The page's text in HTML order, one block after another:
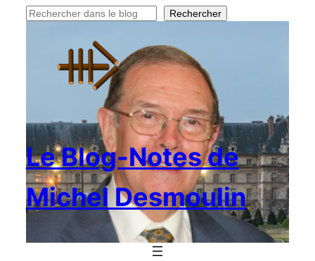
Rechercher Rechercher
Le Blog-Notes de
Michel Desmoulin